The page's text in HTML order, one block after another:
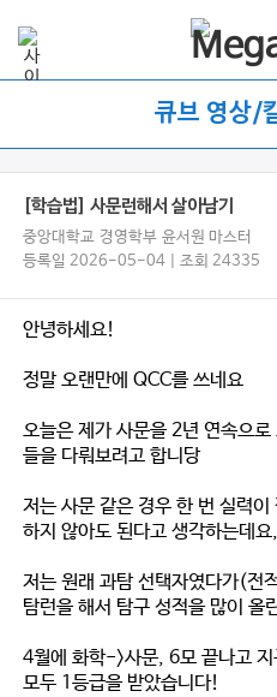
큐브 영상/
[학습법] 사문런해서 살아남기
중앙대학교 경영학부 윤서원 마스터
등록일 2026-05-04 | 조회 24335
안녕하세요!
정말 오랜만에 QCC를 쓰네요
오늘은 제가 사문을 2년 연속으
들을 다뤄보려고 합니당
저는 사문 같은 경우 한 번 실력
하지 않아도 된다고 생각하는데요,
저는 원래 과탐 선택자였다가(전
탐런을 해서 탐구 성적을 많이 올
4월에 화학->사문, 6모 끝나고
모두 1등급을 받았습니다!